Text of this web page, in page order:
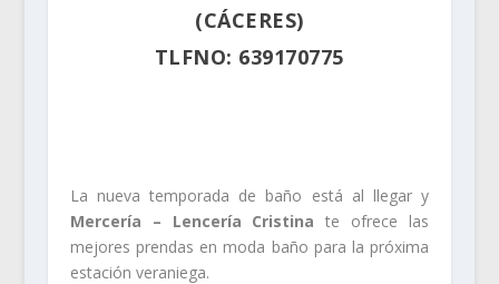
(CÁCERES)
TLFNO: 639170775
La nueva temporada de baño está al llegar y
Mercería – Lencería Cristina te ofrece las
mejores prendas en moda baño para la próxima
estación veraniega.